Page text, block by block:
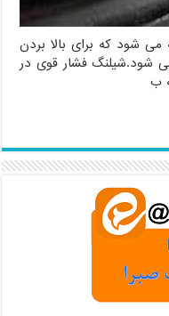
شود که برای بالا بردن
شود.شیلنگ فشار قوی در
ب